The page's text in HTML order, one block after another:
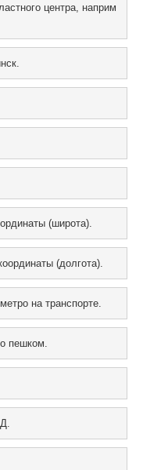
центра, наприм
(широта).
(долгота).
на транспорте.
пешком.